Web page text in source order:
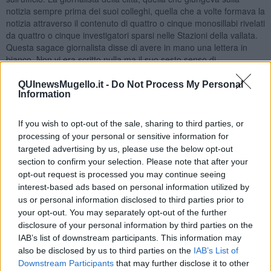
QUInewsMugello.it - Do Not Process My Personal
Information
If you wish to opt-out of the sale, sharing to third parties, or
processing of your personal or sensitive information for
targeted advertising by us, please use the below opt-out
section to confirm your selection. Please note that after your
opt-out request is processed you may continue seeing
interest-based ads based on personal information utilized by
us or personal information disclosed to third parties prior to
your opt-out. You may separately opt-out of the further
disclosure of your personal information by third parties on the
IAB’s list of downstream participants. This information may
also be disclosed by us to third parties on the IAB’s List of
Downstream Participants that may further disclose it to other
notizia sempre prima dei suoi colleghi, quella che a volte formava la
notizia attraverso il contenuto di quattro o cinque monosillabi rivelati
da quattro o cinque investigatori sparsi nelle Stazioni della vallata.
Questa sagace giornalista disse di avere in mano una lettera in
bianco. Non vi era scritto nulla ma il suo sesto senso di
investigatrice prestata alla cronaca locale di un quotidiano, le
faceva presupporre che si trattasse dell'ennesima lettera
dell'autore ignoto che stavolta l'aveva inviata alla sua redazione. I
dare peso alla telefonata e non tenere conto della supposizione
della giornalista che agiva, a loro dire, solo per un tornaconto
personale e di procedere con l’incontro con la stampa. Il
Maresciallo Cometa ricordò ai presenti le parole di Calogero Di
Bella: “il confidente non rivela, suggerisce, mette la notizia buona in
mezzo a tante bugie perché non si fida neanche dei Carabinieri”.
La giornalista, che tutti chiamavano per nome, e solo il maresciallo
Cometa si ostinava chiamarla con un “Lei” istituzionale, giunse in
caserma con la busta gialla in mano. Ci volle poco per compararla,
e osservare che la busta proveniva dallo stesso lotto di produzione
delle precedenti. Il foglio invece era bianco con delle venature
giallognole. Il pezzo di carta passò fra le mani dei presenti, quasi a